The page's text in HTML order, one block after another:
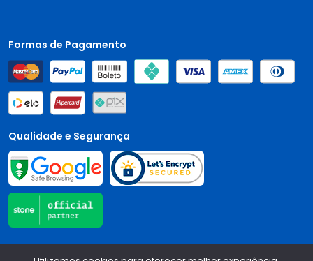
Formas de Pagamento
Qualidade e Segurança
Central Auto Peças - CNPJ: 90.196.999/0001-89 Todos os